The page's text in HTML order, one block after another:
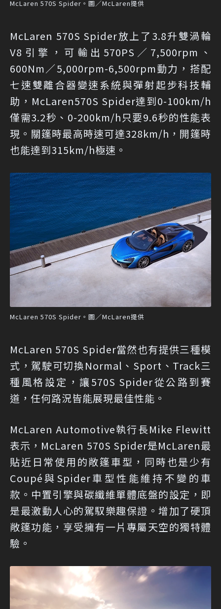
McLaren 570S Spider。圖／McLaren提供
McLaren 570S Spider放上了3.8升雙渦輪
V8引擎，可輸出570PS／7,500rpm、
600Nm／5,000rpm-6,500rpm動力，搭配
七速雙離合器變速系統與彈射起步科技輔
助，McLaren570S Spider達到0-100km/h
僅需3.2秒、0-200km/h只要9.6秒的性能表
現。關篷時最高時速可達328km/h，開篷時
也能達到315km/h極速。
McLaren 570S Spider。圖／McLaren提供
McLaren 570S Spider當然也有提供三種模
式，駕駛可切換Normal、Sport、Track三
種風格設定，讓570S Spider從公路到賽
道，任何路況皆能展現最佳性能。
McLaren Automotive執行長Mike Flewitt
表示，McLaren 570S Spider是McLaren最
貼近日常使用的敞篷車型，同時也是少有
Coupé與Spider車型性能維持不變的車
款。中置引擎與碳纖維單體底盤的設定，即
是最激動人心的駕馭樂趣保證。增加了硬頂
敞篷功能，享受擁有一片專屬天空的獨特體
驗。